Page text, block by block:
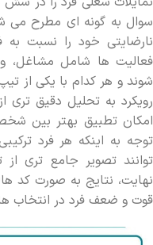
سوال به گونه ‌ای مطرح می
نارضایتی خود را نسبت به
فعالیت ‌ها شامل مشاغل،
‌شوند و هر کدام با یکی از
رویکرد به تحلیل دقیق
امکان تطبیق بهتر بین
توجه به اینکه هر فرد
‌توانند تصویر جامع ‌تری
نهایت، نتایج به صورت کد
قوت و ضعف فرد در انتخاب